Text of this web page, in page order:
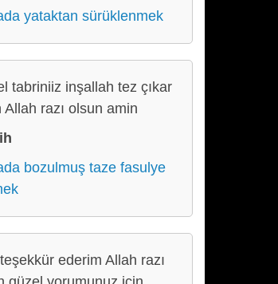
yataktan sürüklenmek
tabriniiz inşallah tez çıkar
Allah razı olsun amin
bozulmuş taze fasulye
ederim Allah razı